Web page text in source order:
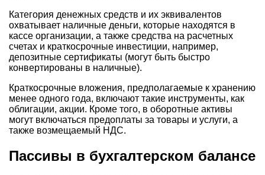
Категория денежных средств и их эквивалентов
охватывает наличные деньги, которые находятся в
кассе организации, а также средства на расчетных
счетах и краткосрочные инвестиции, например,
депозитные сертификаты (могут быть быстро
конвертированы в наличные).
Краткосрочные вложения, предполагаемые к хранению
менее одного года, включают такие инструменты, как
облигации, акции. Кроме того, в оборотные активы
могут включаться предоплаты за товары и услуги, а
также возмещаемый НДС.
Пассивы в бухгалтерском балансе